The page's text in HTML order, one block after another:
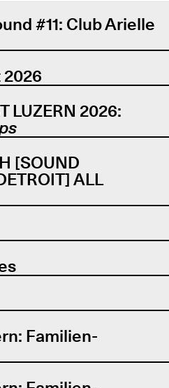
#11: Club Arielle
2026
LUZERN 2026:
[SOUND
ALL
Familien-